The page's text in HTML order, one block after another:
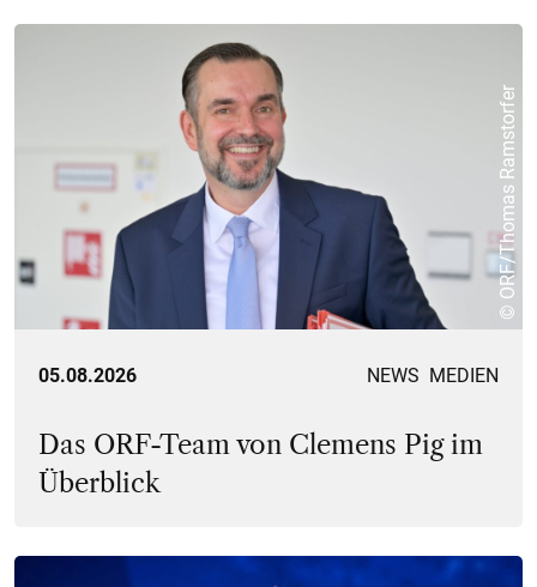
© ORF/Thomas Ramstorfer
05.08.2026 NEWS MEDIEN
Das ORF-Team von Clemens Pig im
Überblick